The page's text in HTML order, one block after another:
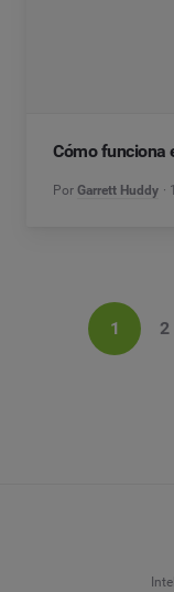
Cómo funciona
Por Garrett Huddy
1 2